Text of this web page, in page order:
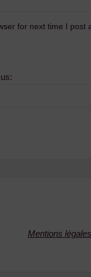
for next time I post
Mentions légales